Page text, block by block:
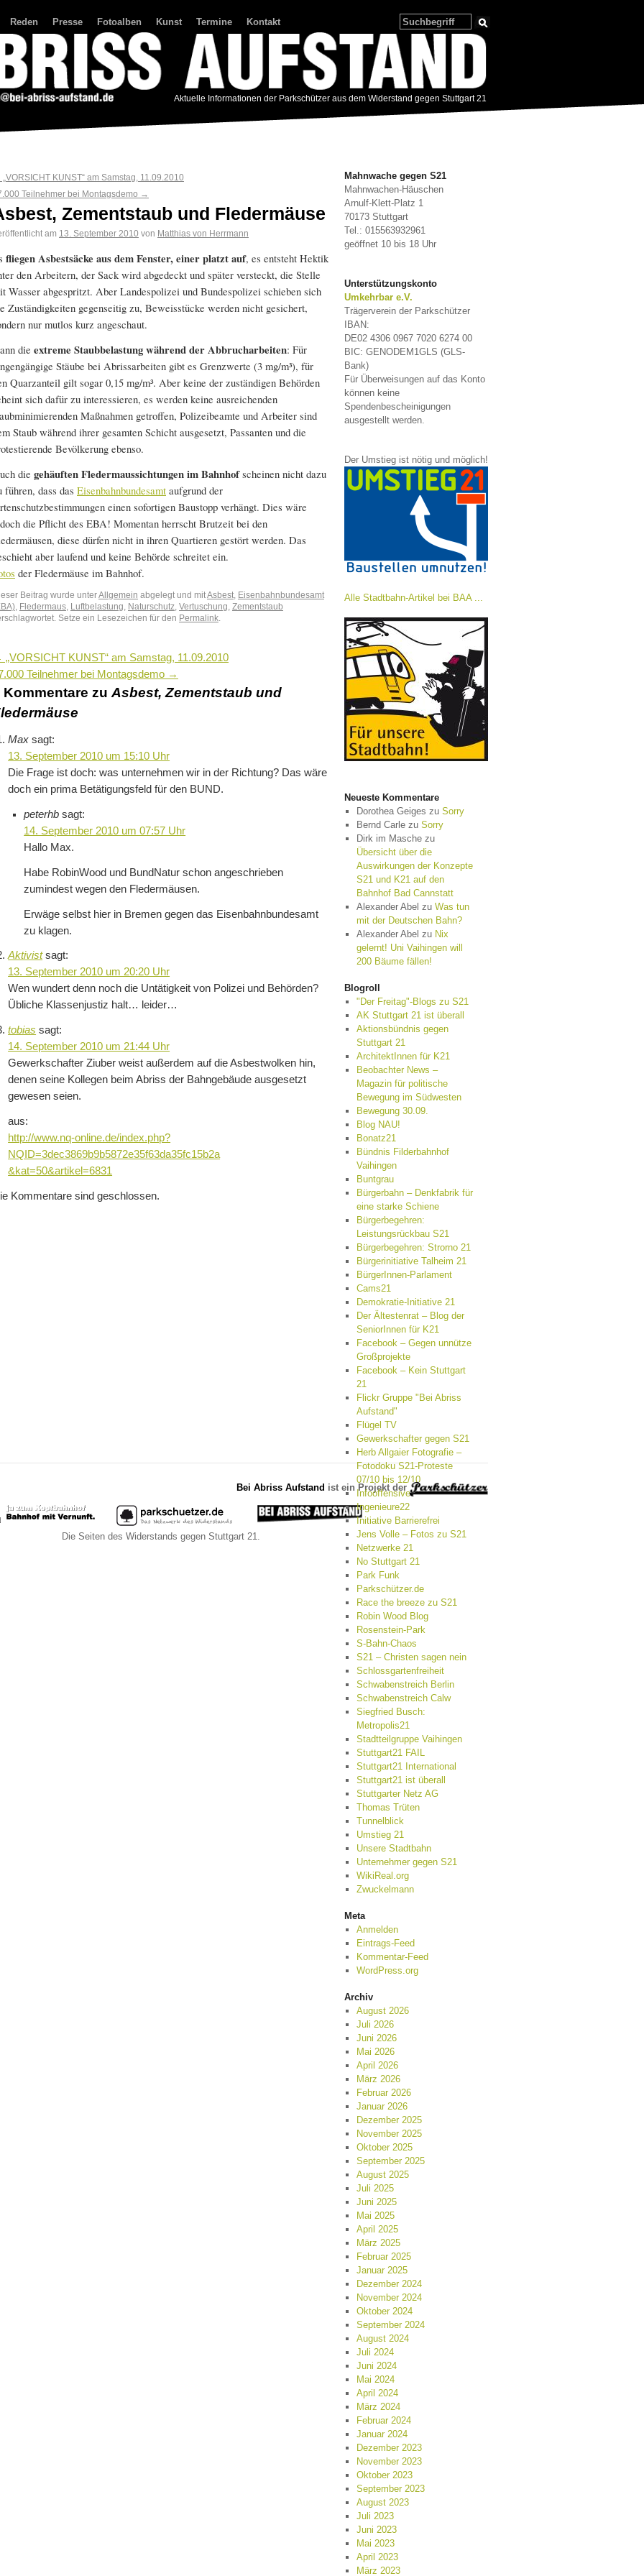
Reden Presse Fotoalben Kunst Termine Kontakt
Aktuelle Informationen der Parkschützer aus dem Widerstand gegen Stuttgart 21
„VORSICHT KUNST“ am Samstag, 11.09.2010
Teilnehmer bei Montagsdemo →
Zementstaub und Fledermäuse
am 13. September 2010 von Matthias von Herrmann
fliegen Asbestsäcke aus dem Fenster, einer platzt auf, es entsteht Hektik
den Arbeitern, der Sack wird abgedeckt und später versteckt, die Stelle
Wasser abgespritzt. Aber Landespolizei und Bundespolizei schieben sich
Zuständigkeiten gegenseitig zu, Beweisstücke werden nicht gesichert,
nur mutlos kurz angeschaut.
die extreme Staubbelastung während der Abbrucharbeiten: Für
Stäube bei Abrissarbeiten gibt es Grenzwerte (3 mg/m³), für
Quarzanteil gilt sogar 0,15 mg/m³. Aber keine der zuständigen Behörden
sich dafür zu interessieren, es werden keine ausreichenden
Maßnahmen getroffen, Polizeibeamte und Arbeiter sind
Staub während ihrer gesamten Schicht ausgesetzt, Passanten und die
Bevölkerung ebenso.
die gehäuften Fledermaussichtungen im Bahnhofscheinen nicht dazu
führen, dass das Eisenbahnbundesamt aufgrund der
einen sofortigen Baustopp verhängt. Dies wäre
die Pflicht des EBA! Momentan herrscht Brutzeit bei den
diese dürfen nicht in ihren Quartieren gestört werden. Das
aber laufend und keine Behörde schreitet ein.
der Fledermäuse im Bahnhof.
Beitrag wurde unterAllgemein abgelegt und mitAsbest
Eisenbahnbundesamt
Fledermaus Luftbelastung Naturschutz Vertuschung
Zementstaub
Setze ein Lesezeichen für den Permalink
„VORSICHT KUNST“ am Samstag, 11.09.2010
Teilnehmer bei Montagsdemo →
Kommentare zuAsbest, Zementstaub und
Max sagt:
13. September 2010 um 15:10 Uhr
Die Frage ist doch: was unternehmen wir in der Richtung? Das wäre
doch ein prima Betätigungsfeld für den BUND.
peterhb sagt:
14. September 2010 um 07:57 Uhr
Hallo Max.
Habe RobinWood und BundNatur schon angeschrieben
zumindest wegen den Fledermäusen.
Erwäge selbst hier in Bremen gegen das Eisenbahnbundesamt
zu klagen.
Aktivist sagt:
13. September 2010 um 20:20 Uhr
Wen wundert denn noch die Untätigkeit von Polizei und Behörden?
Übliche Klassenjustiz halt… leider…
tobias sagt:
14. September 2010 um 21:44 Uhr
Gewerkschafter Ziuber weist außerdem auf die Asbestwolken hin,
denen seine Kollegen beim Abriss der Bahngebäude ausgesetzt
gewesen seien.
aus:
http://www.nq-online.de/index.php?
NQID=3dec3869b9b5872e35f63da35fc15b2a
&kat=50&artikel=6831
Kommentare sind geschlossen.
Mahnwache gegen S21
Mahnwachen-Häuschen
Arnulf-Klett-Platz 1
70173 Stuttgart
Tel.: 015563932961
geöffnet 10 bis 18 Uhr
Unterstützungskonto
Umkehrbar e.V.
Trägerverein der Parkschützer
IBAN:
DE02 4306 0967 7020 6274 00
BIC: GENODEM1GLS (GLS-
Bank)
Für Überweisungen auf das Konto
können keine
Spendenbescheinigungen
ausgestellt werden.
Der Umstieg ist nötig und möglich!
Alle Stadtbahn-Artikel bei BAA ...
Neueste Kommentare
Dorothea Geiges zu Sorry
Bernd Carlezu Sorry
Dirk im Maschezu
Übersicht über die
Auswirkungen der Konzepte
S21 und K21 auf den
Bahnhof Bad Cannstatt
Alexander Abel zu Was tun
mit der Deutschen Bahn?
Alexander Abel zu Nix
gelernt! Uni Vaihingen will
200 Bäume fällen!
Blogroll
"Der Freitag"-Blogs zu S21
AK Stuttgart 21 ist überall
Aktionsbündnis gegen
Stuttgart 21
ArchitektInnen für K21
Beobachter News –
Magazin für politische
Bewegung im Südwesten
Bewegung 30.09.
Blog NAU!
Bonatz21
Bündnis Filderbahnhof
Vaihingen
Buntgrau
Bürgerbahn – Denkfabrik für
eine starke Schiene
Bürgerbegehren:
Leistungsrückbau S21
Bürgerbegehren: Strorno 21
Bürgerinitiative Talheim 21
BürgerInnen-Parlament
Cams21
Demokratie-Initiative 21
Der Ältestenrat – Blog der
SeniorInnen für K21
Facebook – Gegen unnütze
Großprojekte
Facebook – Kein Stuttgart
21
Flickr Gruppe "Bei Abriss
Aufstand"
Flügel TV
Gewerkschafter gegen S21
Herb Allgaier Fotografie –
Fotodoku S21-Proteste
07/10 bis 12/10
Infooffensive
Ingenieure22
Initiative Barrierefrei
Jens Volle – Fotos zu S21
Netzwerke 21
No Stuttgart 21
Park Funk
Parkschützer.de
Race the breeze zu S21
Robin Wood Blog
Rosenstein-Park
S-Bahn-Chaos
S21 – Christen sagen nein
Schlossgartenfreiheit
Schwabenstreich Berlin
Schwabenstreich Calw
Siegfried Busch:
Metropolis21
Stadtteilgruppe Vaihingen
Stuttgart21 FAIL
Stuttgart21 International
Stuttgart21 ist überall
Stuttgarter Netz AG
Thomas Trüten
Tunnelblick
Umstieg 21
Unsere Stadtbahn
Unternehmer gegen S21
WikiReal.org
Zwuckelmann
Meta
Anmelden
Eintrags-Feed
Kommentar-Feed
WordPress.org
Archiv
August 2026
Juli 2026
Juni 2026
Mai 2026
April 2026
März 2026
Februar 2026
Januar 2026
Dezember 2025
November 2025
Oktober 2025
September 2025
August 2025
Juli 2025
Juni 2025
Mai 2025
April 2025
März 2025
Februar 2025
Januar 2025
Dezember 2024
November 2024
Oktober 2024
September 2024
August 2024
Juli 2024
Juni 2024
Mai 2024
April 2024
März 2024
Februar 2024
Januar 2024
Dezember 2023
November 2023
Oktober 2023
September 2023
August 2023
Juli 2023
Juni 2023
Mai 2023
April 2023
März 2023
Bei Abriss Aufstand ist ein Projekt der
Die Seiten des Widerstands gegen Stuttgart 21.